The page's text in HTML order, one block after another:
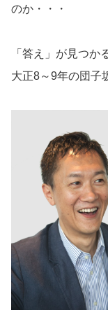
のか・・・
「答え」が見つか
大正8～9年の団子